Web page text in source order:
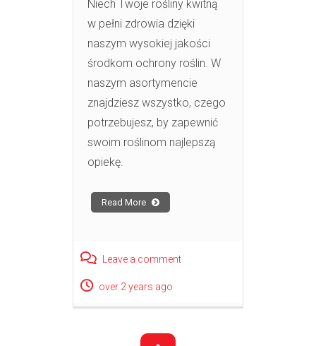
Niech Twoje rośliny kwitną
w pełni zdrowia dzięki
naszym wysokiej jakości
środkom ochrony roślin. W
naszym asortymencie
znajdziesz wszystko, czego
potrzebujesz, by zapewnić
swoim roślinom najlepszą
opiekę.
Read More
Leave a comment
over 2 years ago